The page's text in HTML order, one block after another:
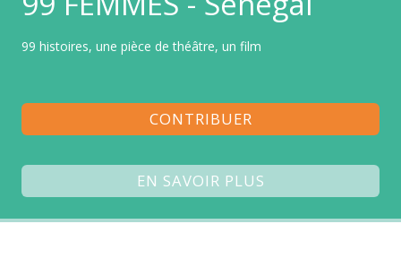
99 histoires, une pièce de théâtre, un film
CONTRIBUER
EN SAVOIR PLUS